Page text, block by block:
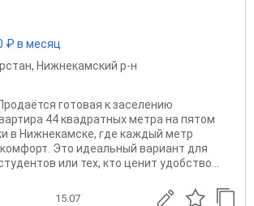
₽ в месяц
, Нижнекамский р-н
готовая к заселению
44 квадратных метра на пятом
в Нижнекамске, где каждый метр
Это идеальный вариант для
или тех, кто ценит удобство...
15.07